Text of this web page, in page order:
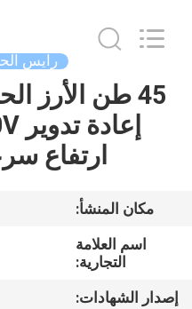
منزل،
معلومات
Reserved.
رايس
45 طن الأرز
ارتفاع
مكان المنشأ:
اسم العلامة
التجارية:
إصدار الشهادات: